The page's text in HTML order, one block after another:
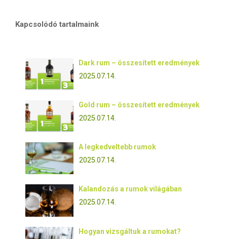
Kapcsolódó tartalmaink
Dark rum – összesített eredmények
2025.07.14.
Gold rum – összesített eredmények
2025.07.14.
A legkedveltebb rumok
2025.07.14.
Kalandozás a rumok világában
2025.07.14.
Hogyan vizsgáltuk a rumokat?